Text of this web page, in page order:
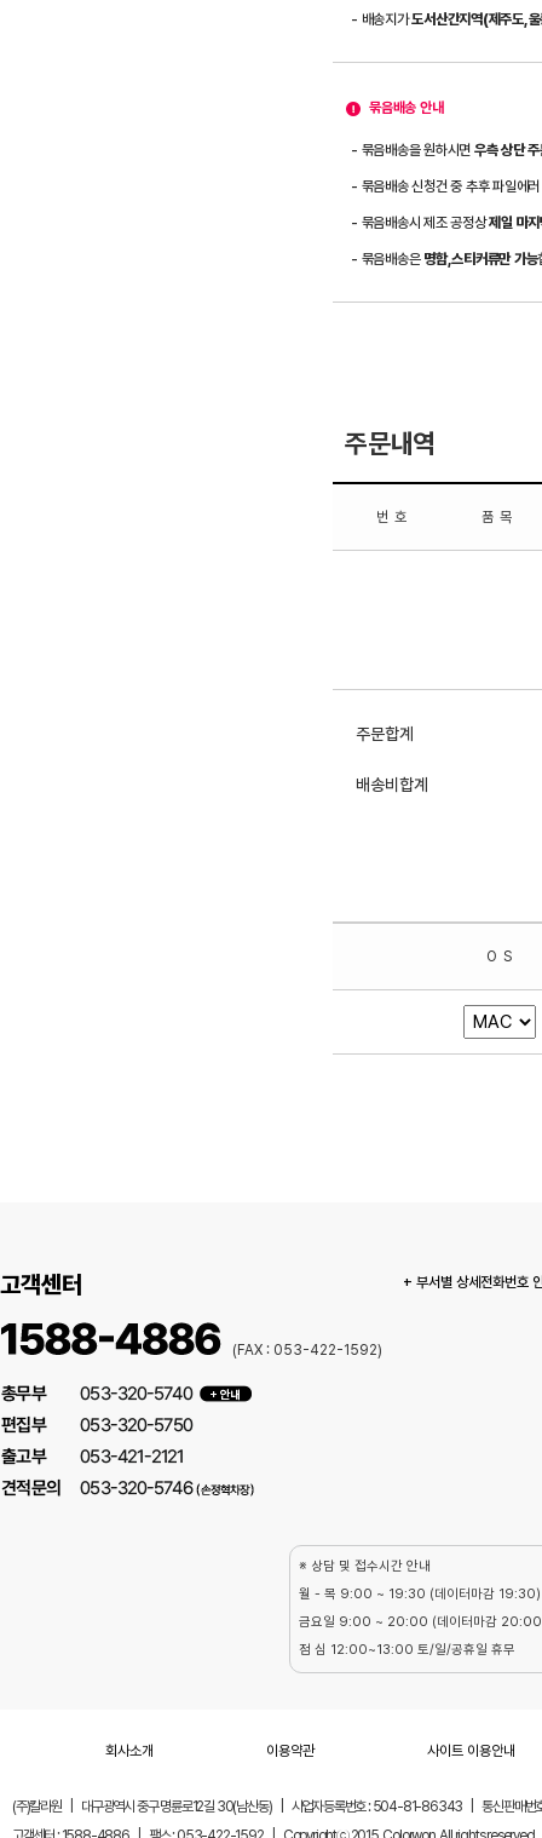
- 배송지가도서산간지역(제주도,
묶음배송 안내
- 묶음배송을 원하시면 우측 상단
- 묶음배송 신청건 중 추후 파일에
- 묶음배송시 제조 공정상제일 마
- 묶음배송은 명함,스티커류만 가능
고객센터 + 부서별 상세전화번호
(FAX : 053-422-1592)
※ 상담 및 접수시간 안내
월 - 목 9:00 ~ 19:30 (데이터마감 19:30)
금요일 9:00 ~ 20:00 (데이터마감
점 심 12:00~13:00 토/일/공휴일 휴무
회사소개 이용약관 사이트 이용안내
(주)칼라원| 대구광역시 중구 명륜로12길 30(남산동)| 사업자등록번호 : 504-81-86343
통신판매